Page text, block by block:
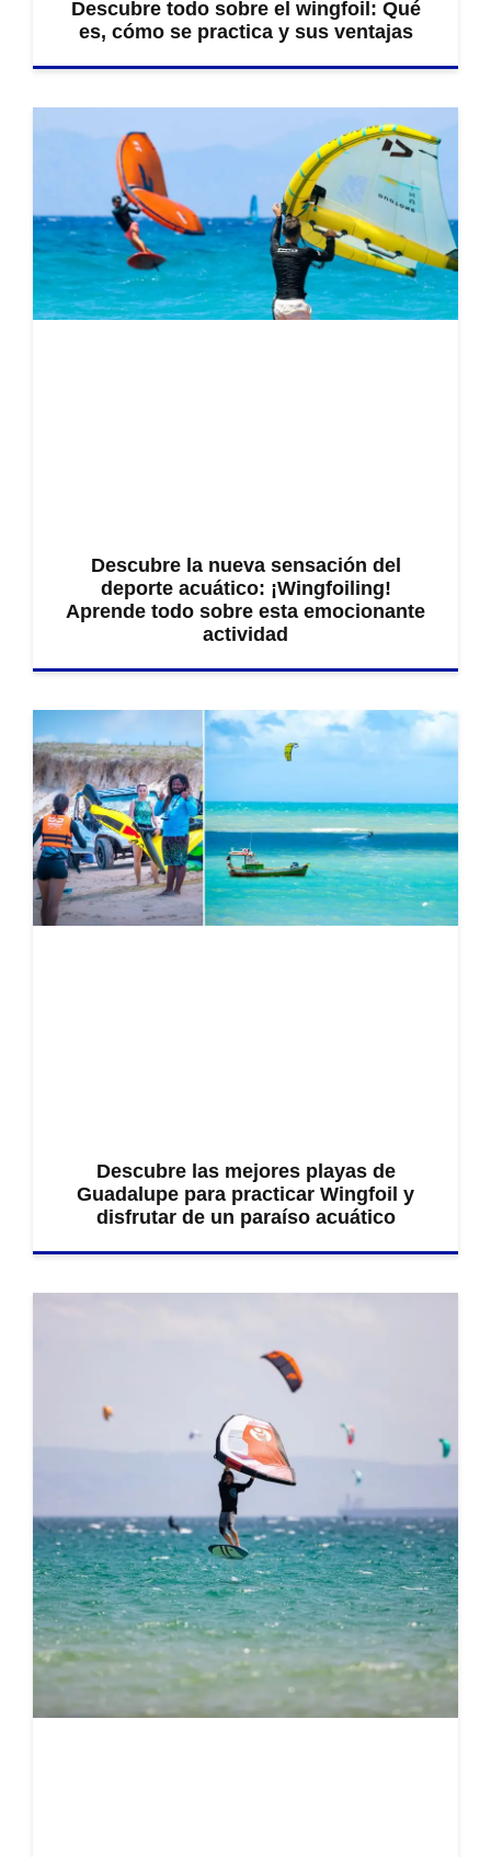
Descubre todo sobre el wingfoil: Qué
es, cómo se practica y sus ventajas
Descubre la nueva sensación del
deporte acuático: ¡Wingfoiling!
Aprende todo sobre esta emocionante
actividad
Descubre las mejores playas de
Guadalupe para practicar Wingfoil y
disfrutar de un paraíso acuático